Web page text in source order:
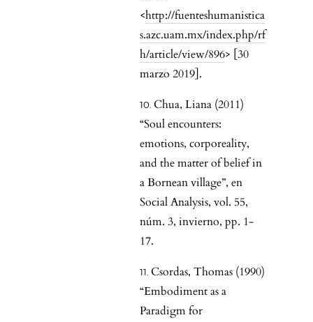
<http://fuenteshumanistica
s.azc.uam.mx/index.php/rf
h/article/view/896> [30
marzo 2019].
Chua, Liana (2011)
“Soul encounters:
emotions, corporeality,
and the matter of belief in
a Bornean village”, en
Social Analysis, vol. 55,
núm. 3, invierno, pp. 1-
17.
Csordas, Thomas (1990)
“Embodiment as a
Paradigm for